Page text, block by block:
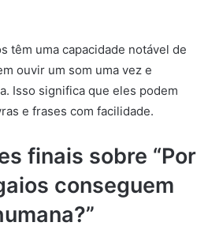
têm uma capacidade notável de
ouvir um som uma vez e
Isso significa que eles podem
e frases com facilidade.
finais sobre “Por
conseguem